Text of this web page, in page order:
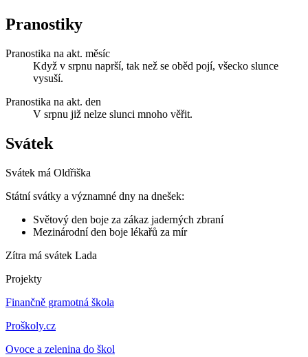
Pranostiky
Pranostika na akt. měsíc
Když v srpnu naprší, tak než se oběd pojí, všecko slunce
vysuší.
Pranostika na akt. den
V srpnu již nelze slunci mnoho věřit.
Svátek
Svátek má Oldřiška
Státní svátky a významné dny na dnešek:
Světový den boje za zákaz jaderných zbraní
Mezinárodní den boje lékařů za mír
Zítra má svátek Lada
Projekty
Finančně gramotná škola
Proškoly.cz
Ovoce a zelenina do škol